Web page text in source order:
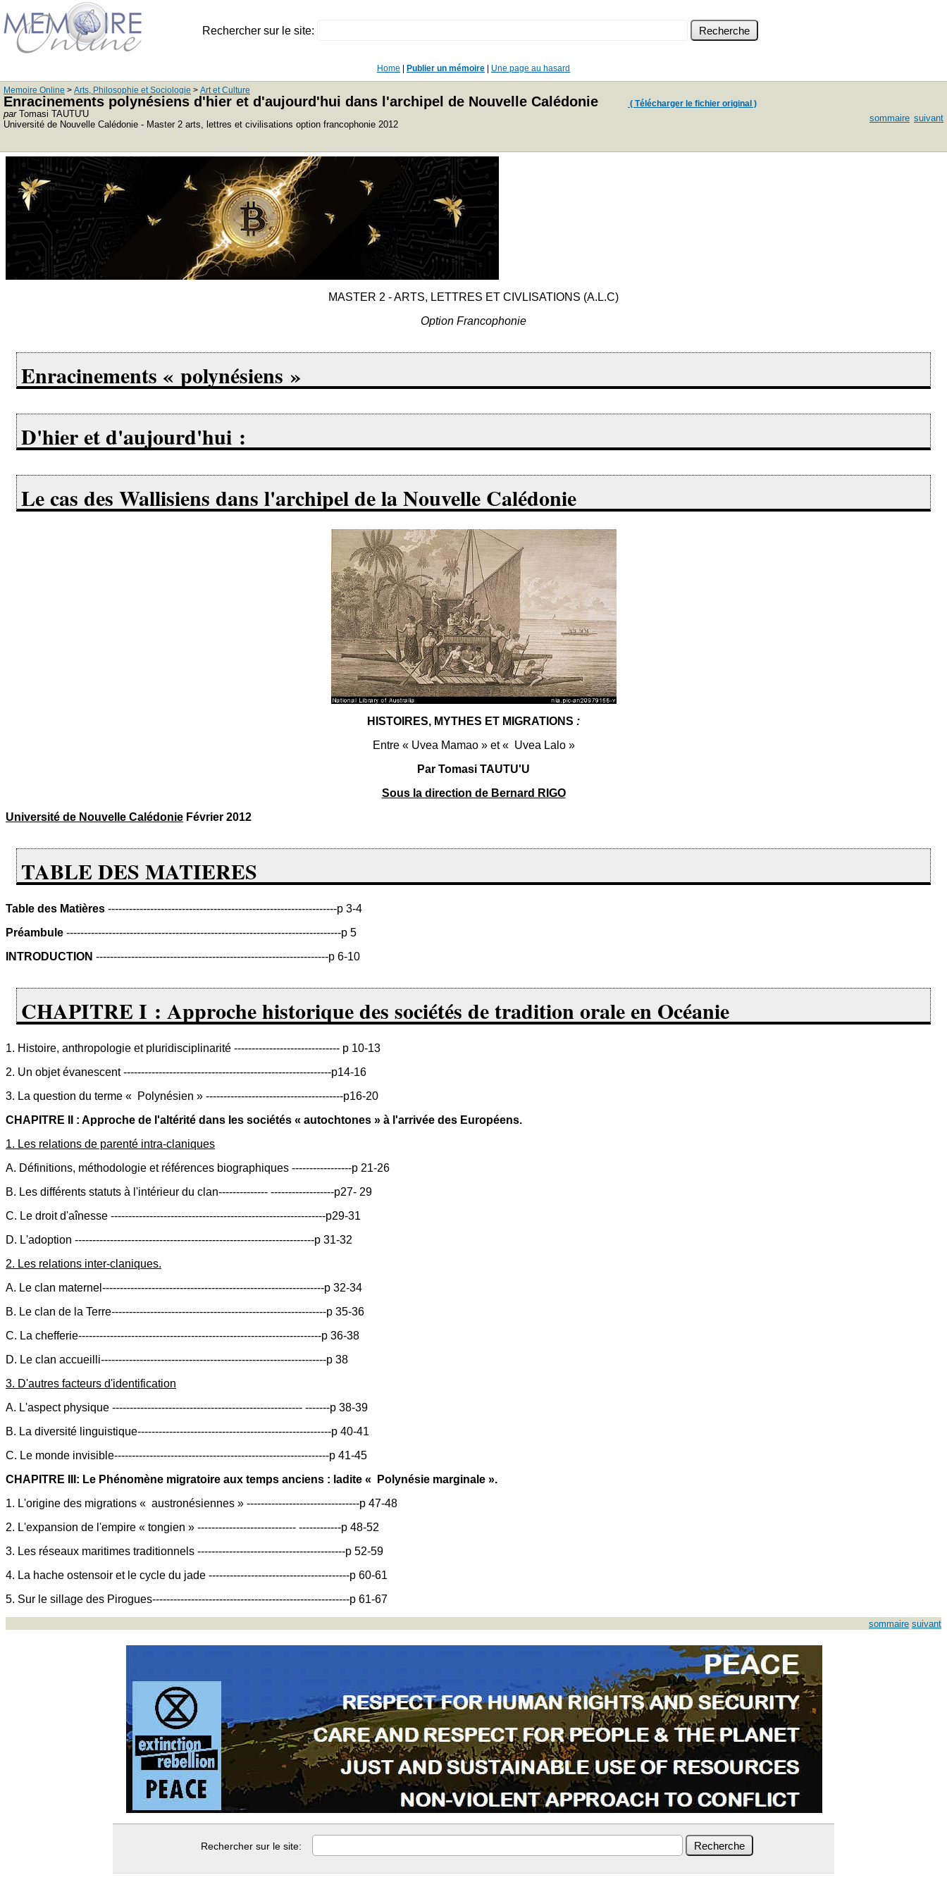
Rechercher sur le site:
Home Publier un mémoire Une page au hasard
Memoire Online > Arts, Philosophie et Sociologie > Art et Culture
Enracinements polynésiens d'hier et d'aujourd'hui dans l'archipel de Nouvelle Calédonie ( Télécharger le fichier original )
parTomasi TAUTU'U
Université de Nouvelle Calédonie - Master 2 arts, lettres et civilisations option francophonie 2012
sommaire suivant
MASTER 2 - ARTS, LETTRES ET CIVLISATIONS (A.L.C)
Option Francophonie
Enracinements « polynésiens »
D'hier et d'aujourd'hui :
Le cas des Wallisiens dans l'archipel de la Nouvelle Calédonie
HISTOIRES, MYTHES ET MIGRATIONS :
Entre « Uvea Mamao » et « Uvea Lalo »
Par Tomasi TAUTU'U
Sous la direction de Bernard RIGO
Université de Nouvelle Calédonie Février 2012
TABLE DES MATIERES
Table des Matières -----------------------------------------------------------------p 3-4
Préambule ------------------------------------------------------------------------------p 5
INTRODUCTION ------------------------------------------------------------------p 6-10
CHAPITRE I : Approche historique des sociétés de tradition orale en Océanie
1. Histoire, anthropologie et pluridisciplinarité ------------------------------ p 10-13
2. Un objet évanescent -----------------------------------------------------------p14-16
3. La question du terme « Polynésien » ---------------------------------------p16-20
CHAPITRE II : Approche de l'altérité dans les sociétés « autochtones » à l'arrivée des Européens.
1. Les relations de parenté intra-claniques
A. Définitions, méthodologie et références biographiques -----------------p 21-26
B. Les différents statuts à l'intérieur du clan-------------- ------------------p27- 29
C. Le droit d'aînesse -------------------------------------------------------------p29-31
D. L'adoption --------------------------------------------------------------------p 31-32
2. Les relations inter-claniques.
A. Le clan maternel---------------------------------------------------------------p 32-34
B. Le clan de la Terre-------------------------------------------------------------p 35-36
C. La chefferie---------------------------------------------------------------------p 36-38
D. Le clan accueilli----------------------------------------------------------------p 38
3. D'autres facteurs d'identification
A. L'aspect physique ------------------------------------------------------ -------p 38-39
B. La diversité linguistique-------------------------------------------------------p 40-41
C. Le monde invisible-------------------------------------------------------------p 41-45
CHAPITRE III: Le Phénomène migratoire aux temps anciens : ladite « Polynésie marginale ».
1. L'origine des migrations « austronésiennes » --------------------------------p 47-48
2. L'expansion de l'empire « tongien » ---------------------------- ------------p 48-52
3. Les réseaux maritimes traditionnels ------------------------------------------p 52-59
4. La hache ostensoir et le cycle du jade ----------------------------------------p 60-61
5. Sur le sillage des Pirogues--------------------------------------------------------p 61-67
sommaire suivant
Rechercher sur le site: